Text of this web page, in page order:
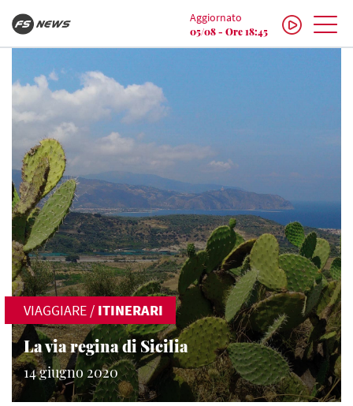
Aggiornato
05/08 - Ore 18:45
VIAGGIARE / ITINERARI
La via regina di Sicilia
14 giugno 2020